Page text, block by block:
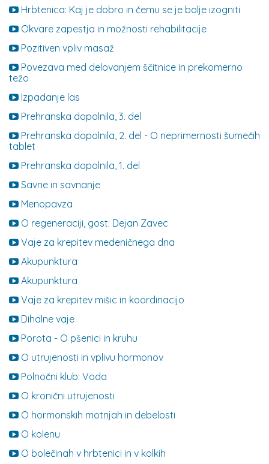
Hrbtenica: Kaj je dobro in čemu se je bolje izogniti
Okvare zapestja in možnosti rehabilitacije
Pozitiven vpliv masaž
Povezava med delovanjem ščitnice in prekomerno
težo
Izpadanje las
Prehranska dopolnila, 3. del
Prehranska dopolnila, 2. del - O neprimernosti šumečih
tablet
Prehranska dopolnila, 1. del
Savne in savnanje
Menopavza
O regeneraciji, gost: Dejan Zavec
Vaje za krepitev medeničnega dna
Akupunktura
Akupunktura
Vaje za krepitev mišic in koordinacijo
Dihalne vaje
Porota - O pšenici in kruhu
O utrujenosti in vplivu hormonov
Polnočni klub: Voda
O kronični utrujenosti
O hormonskih motnjah in debelosti
O kolenu
O bolečinah v hrbtenici in v kolkih